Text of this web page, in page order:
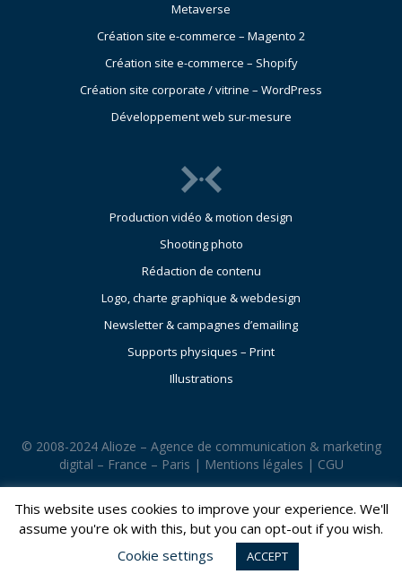
Metaverse
Création site e-commerce – Magento 2
Création site e-commerce – Shopify
Création site corporate / vitrine – WordPress
Développement web sur-mesure
Production vidéo & motion design
Shooting photo
Rédaction de contenu
Logo, charte graphique & webdesign
Newsletter & campagnes d’emailing
Supports physiques – Print
Illustrations
© 2008-2024 Alioze – Agence de communication & marketing
digital – France – Paris | Mentions légales | CGU
This website uses cookies to improve your experience. We'll
assume you're ok with this, but you can opt-out if you wish.
Cookie settings
ACCEPT